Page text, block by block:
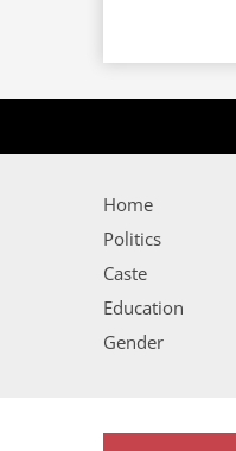
Home
Politics
Caste
Education
Gender